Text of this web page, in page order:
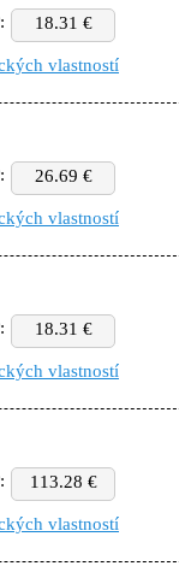
18.31 €
vlastností
26.69 €
vlastností
18.31 €
vlastností
113.28 €
vlastností